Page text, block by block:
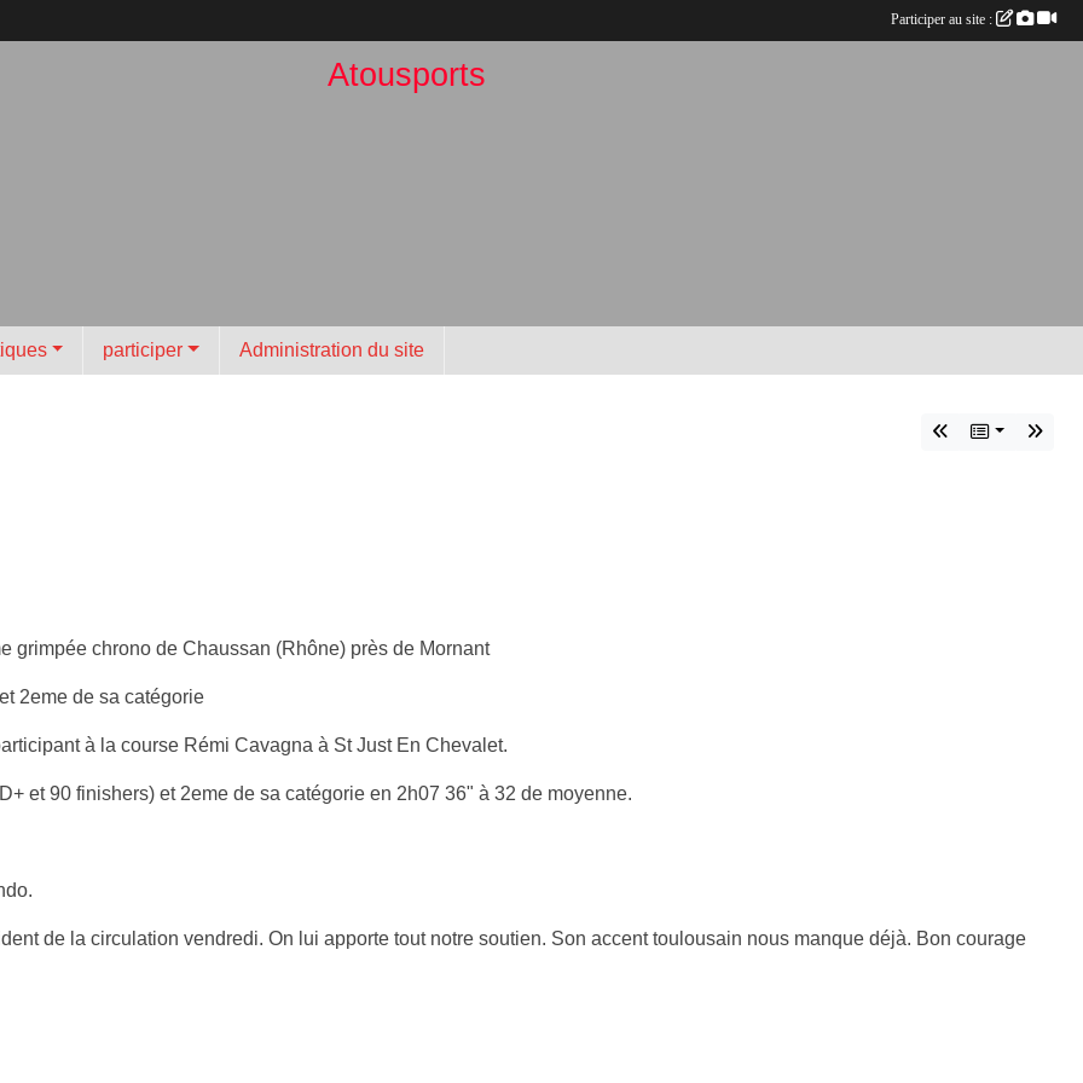
Atousports
participer Administration du site
grimpée chrono de Chaussan (Rhône) près de Mornant
2eme de sa catégorie
à la course Rémi Cavagna à St Just En Chevalet.
et 90 finishers) et 2eme de sa catégorie en 2h07 36" à 32 de moyenne.
de la circulation vendredi. On lui apporte tout notre soutien. Son accent toulousain nous manque déjà. Bon courage
Participer au site :